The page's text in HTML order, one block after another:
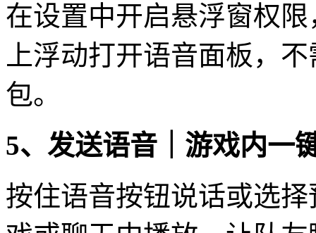
在设置中开启悬浮窗权
上浮动打开语音面板，
包。
5、发送语音｜游戏内一
按住语音按钮说话或选